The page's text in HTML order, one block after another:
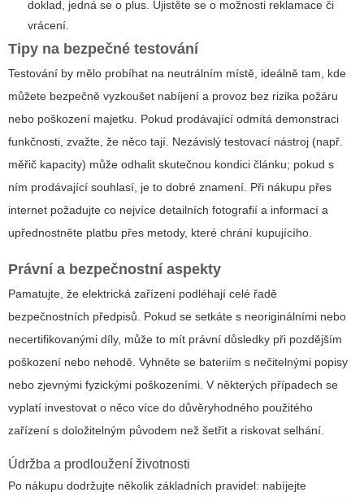
doklad, jedná se o plus. Ujistěte se o možnosti reklamace či
vrácení.
Tipy na bezpečné testování
Testování by mělo probíhat na neutrálním místě, ideálně tam, kde
můžete bezpečně vyzkoušet nabíjení a provoz bez rizika požáru
nebo poškození majetku. Pokud prodávající odmítá demonstraci
funkčnosti, zvažte, že něco tají. Nezávislý testovací nástroj (např.
měřič kapacity) může odhalit skutečnou kondici článku; pokud s
ním prodávající souhlasí, je to dobré znamení. Při nákupu přes
internet požadujte co nejvíce detailních fotografií a informací a
upřednostněte platbu přes metody, které chrání kupujícího.
Právní a bezpečnostní aspekty
Pamatujte, že elektrická zařízení podléhají celé řadě
bezpečnostních předpisů. Pokud se setkáte s neoriginálními nebo
necertifikovanými díly, může to mít právní důsledky při pozdějším
poškození nebo nehodě. Vyhněte se bateriím s nečitelnými popisy
nebo zjevnými fyzickými poškozeními. V některých případech se
vyplatí investovat o něco více do důvěryhodného použitého
zařízení s doložitelným původem než šetřit a riskovat selhání.
Údržba a prodloužení životnosti
Po nákupu dodržujte několik základních pravidel: nabíjejte